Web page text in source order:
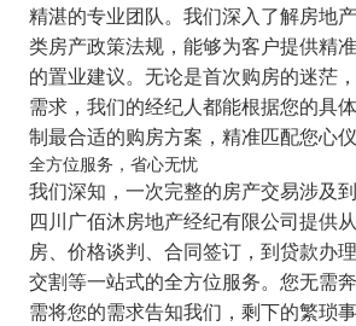
精湛的专业团队。我们深入了解房地
类房产政策法规，能够为客户提供精
的置业建议。无论是首次购房的迷茫
需求，我们的经纪人都能根据您的具
制最合适的购房方案，精准匹配您心仪
全方位服务，省心无忧
我们深知，一次完整的房产交易涉及
四川广佰沐房地产经纪有限公司提供
房、价格谈判、合同签订，到贷款办
交割等一站式的全方位服务。您无需
需将您的需求告知我们，剩下的繁琐